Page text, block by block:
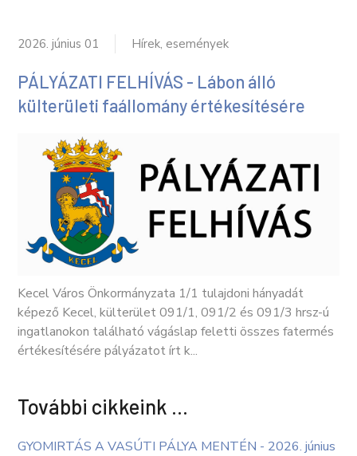
2026. június 01 Hírek, események
PÁLYÁZATI FELHÍVÁS - Lábon álló
külterületi faállomány értékesítésére
Kecel Város Önkormányzata 1/1 tulajdoni hányadát
képező Kecel, külterület 091/1, 091/2 és 091/3 hrsz-ú
ingatlanokon található vágáslap feletti összes fatermés
értékesítésére pályázatot írt k...
További cikkeink …
GYOMIRTÁS A VASÚTI PÁLYA MENTÉN - 2026. június